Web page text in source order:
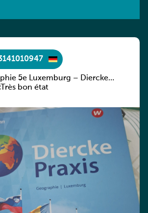
5e Luxemburg – Diercke
Très bon état